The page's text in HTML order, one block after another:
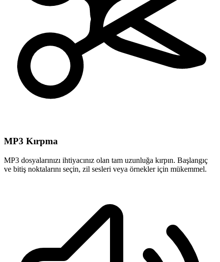
MP3 Kırpma
MP3 dosyalarınızı ihtiyacınız olan tam uzunluğa kırpın. Başlangıç
ve bitiş noktalarını seçin, zil sesleri veya örnekler için mükemmel.